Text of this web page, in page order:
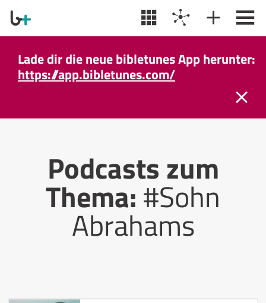
Lade dir die neue bibletunes App herunter:
https://app.bibletunes.com/
Podcasts zum
Thema:#Sohn
Abrahams